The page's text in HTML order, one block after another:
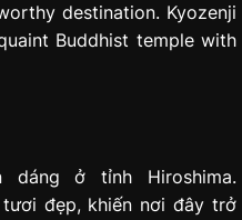
destination. Kyozenji
Buddhist temple with
dáng ở tỉnh Hiroshima.
đẹp, khiến nơi đây trở